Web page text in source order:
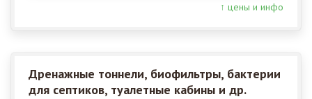
↑ цены и инфо
Дренажные тоннели, биофильтры, бактерии
для септиков, туалетные кабины и др.